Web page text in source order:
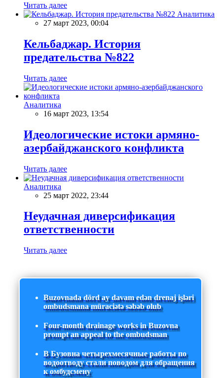
Читать далее
Аналитика
27 март 2023, 00:04
Кельбаджар. История
предательства №822
Читать далее
Аналитика
16 март 2023, 13:54
Идеологические истоки армяно-
азербайджанского конфликта
Читать далее
Аналитика
25 март 2022, 23:44
Неудачная диверсификация
ответственности
Читать далее
Buzovnada dörd ay davam edən drenaj işləri
ombudsmana müraciətə səbəb olub
Four-month drainage works in Buzovna
prompt an appeal to the ombudsman
В Бузовна четырехмесячные работы по
водоотводу стали поводом для обращения
к омбудсмену